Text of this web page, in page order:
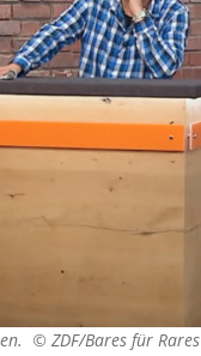
© ZDF/Bares für Rares